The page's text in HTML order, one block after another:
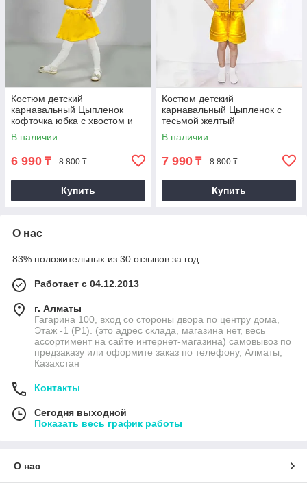
Костюм детский
карнавальный Цыпленок
кофточка юбка с хвостом и
шапка желтый
В наличии
6 990 ₸ 8 800 ₸
Купить
Костюм детский
карнавальный Цыпленок с
тесьмой желтый
В наличии
7 990 ₸ 8 800 ₸
Купить
О нас
83% положительных из 30 отзывов за год
Работает с 04.12.2013
г. Алматы
Гагарина 100, вход со стороны двора по центру дома,
Этаж -1 (P1). (это адрес склада, магазина нет, весь
ассортимент на сайте интернет-магазина) самовывоз по
предзаказу или оформите заказ по телефону, Алматы,
Казахстан
Контакты
Сегодня выходной
Показать весь график работы
О нас